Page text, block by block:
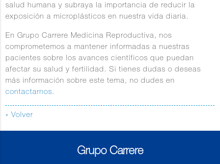
salud humana y subraya la importancia de reducir la
exposición a microplásticos en nuestra vida diaria.
En Grupo Carrere Medicina Reproductiva, nos
comprometemos a mantener informadas a nuestras
pacientes sobre los avances científicos que puedan
afectar su salud y fertilidad. Si tienes dudas o deseas
más información sobre este tema, no dudes en
contactarnos.​
« Volver
Grupo Carrere